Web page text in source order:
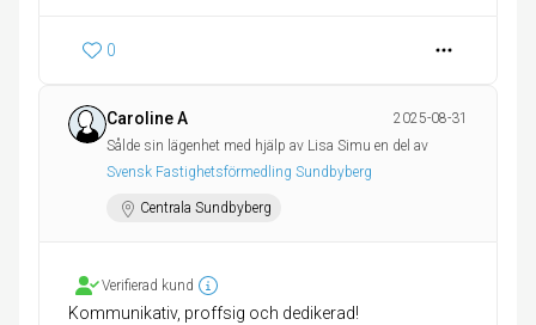
0
Caroline A
2025-08-31
Sålde sin lägenhet med hjälp av Lisa Simu en del av
Svensk Fastighetsförmedling Sundbyberg
Centrala Sundbyberg
Verifierad kund
Kommunikativ, proffsig och dedikerad!